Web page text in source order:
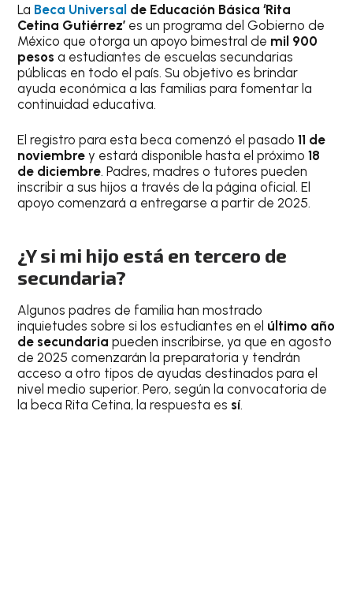
La Beca Universal de Educación Básica ‘Rita
Cetina Gutiérrez’ es un programa del Gobierno de
México que otorga un apoyo bimestral de mil 900
pesos a estudiantes de escuelas secundarias
públicas en todo el país. Su objetivo es brindar
ayuda económica a las familias para fomentar la
continuidad educativa.
El registro para esta beca comenzó el pasado11 de
noviembre y estará disponible hasta el próximo18
de diciembre. Padres, madres o tutores pueden
inscribir a sus hijos a través de la página oficial. El
apoyo comenzará a entregarse a partir de 2025.
¿Y si mi hijo está en tercero de
secundaria?
Algunos padres de familia han mostrado
inquietudes sobre si los estudiantes en el último año
de secundaria pueden inscribirse, ya que en agosto
de 2025 comenzarán la preparatoria y tendrán
acceso a otro tipos de ayudas destinados para el
nivel medio superior. Pero, según la convocatoria de
la beca Rita Cetina, la respuesta es sí.